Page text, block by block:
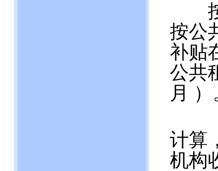
按
按公
补贴
公共
月 ）
计算
机构